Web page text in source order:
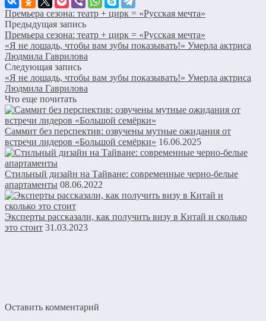
Премьера сезона: театр + цирк = «Русская мечта»
Предыдущая запись
Премьера сезона: театр + цирк = «Русская мечта»
«Я не лошадь, чтобы вам зубы показывать!» Умерла актриса
Людмила Гаврилова
Следующая запись
«Я не лошадь, чтобы вам зубы показывать!» Умерла актриса
Людмила Гаврилова
Что еще почитать
Саммит без перспектив: озвучены мутные ожидания от
встречи лидеров «Большой семёрки» 16.06.2025
Стильный дизайн на Тайване: современные черно-белые
апартаменты 08.06.2022
Эксперты рассказали, как получить визу в Китай и сколько
это стоит 31.03.2023
Оставить комментарий